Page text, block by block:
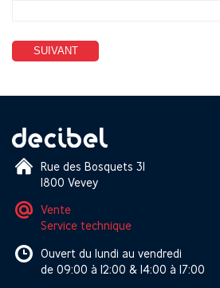
SUIVANT
Rue des Bosquets 31
1800 Vevey
Vente
Service technique
Ouvert du lundi au vendredi
de 09:00 à 12:00 & 14:00 à 17:00